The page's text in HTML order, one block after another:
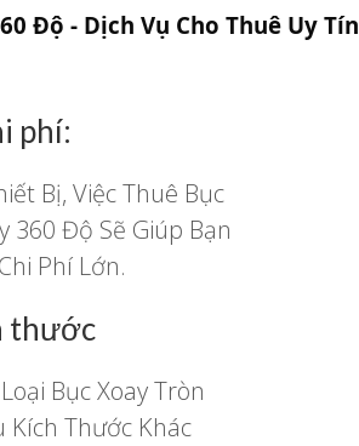
Độ - Dịch Vụ Cho Thuê Uy Tín
phí:
Bị, Việc Thuê Bục
360 Độ Sẽ Giúp Bạn
Phí Lớn.
thước
Bục Xoay Tròn
Kích Thước Khác